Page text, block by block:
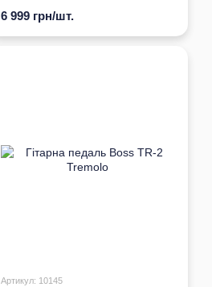
6 999 грн/шт.
Артикул: 10145